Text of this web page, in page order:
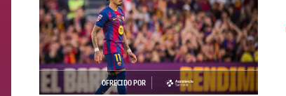
OFRECIDO POR
asistencia